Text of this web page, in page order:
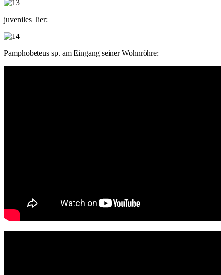
juveniles Tier:
Pamphobeteus sp. am Eingang seiner Wohnröhre: